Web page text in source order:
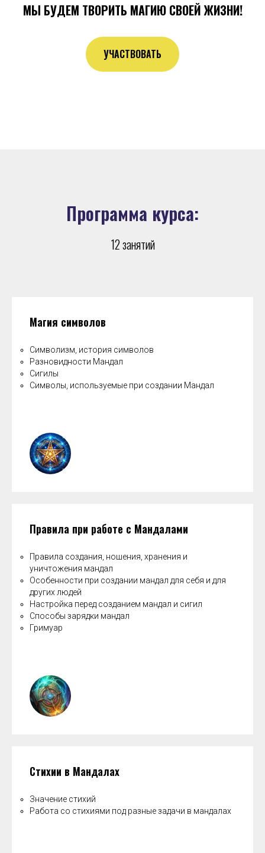
МЫ БУДЕМ ТВОРИТЬ МАГИЮ СВОЕЙ ЖИЗНИ!
УЧАСТВОВАТЬ
Программа курса:
12 занятий
Магия символов
Символизм, история символов
Разновидности Мандал
Сигилы
Символы, используемые при создании Мандал
Правила при работе с Мандалами
Правила создания, ношения, хранения и
уничтожения мандал
Особенности при создании мандал для себя и для
других людей
Настройка перед созданием мандал и сигил
Способы зарядки мандал
Гримуар
Стихии в Мандалах
Значение стихий
Работа со стихиями под разные задачи в мандалах